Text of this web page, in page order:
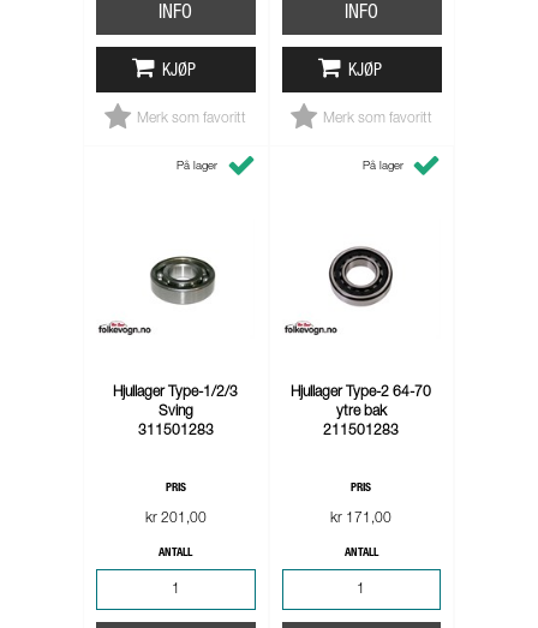
INFO
KJØP
Merk som favoritt
INFO
KJØP
Merk som favoritt
På lager
Hjullager Type-1/2/3
Sving
311501283
PRIS
kr 201,00
ANTALL
På lager
Hjullager Type-2 64-70
ytre bak
211501283
PRIS
kr 171,00
ANTALL